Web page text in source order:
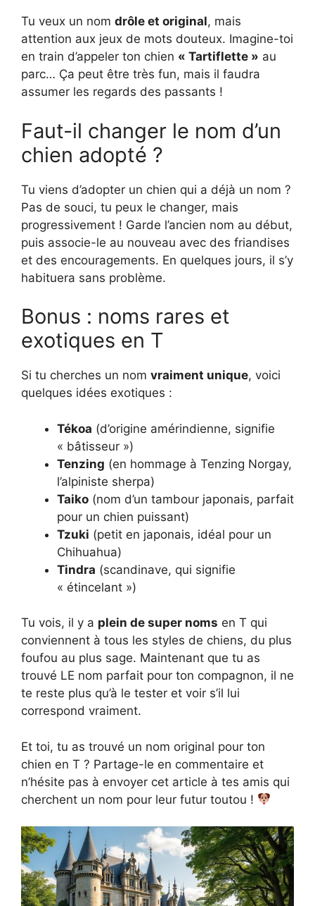
Tu veux un nom drôle et original, mais
attention aux jeux de mots douteux. Imagine-toi
en train d’appeler ton chien « Tartiflette » au
parc… Ça peut être très fun, mais il faudra
assumer les regards des passants !
Faut-il changer le nom d’un
chien adopté ?
Tu viens d’adopter un chien qui a déjà un nom ?
Pas de souci, tu peux le changer, mais
progressivement ! Garde l’ancien nom au début,
puis associe-le au nouveau avec des friandises
et des encouragements. En quelques jours, il s’y
habituera sans problème.
Bonus : noms rares et
exotiques en T
Si tu cherches un nom vraiment unique, voici
quelques idées exotiques :
Tékoa (d’origine amérindienne, signifie
« bâtisseur »)
Tenzing (en hommage à Tenzing Norgay,
l’alpiniste sherpa)
Taiko (nom d’un tambour japonais, parfait
pour un chien puissant)
Tzuki (petit en japonais, idéal pour un
Chihuahua)
Tindra (scandinave, qui signifie
« étincelant »)
Tu vois, il y a plein de super noms en T qui
conviennent à tous les styles de chiens, du plus
foufou au plus sage. Maintenant que tu as
trouvé LE nom parfait pour ton compagnon, il ne
te reste plus qu’à le tester et voir s’il lui
correspond vraiment.
Et toi, tu as trouvé un nom original pour ton
chien en T ? Partage-le en commentaire et
n’hésite pas à envoyer cet article à tes amis qui
cherchent un nom pour leur futur toutou !